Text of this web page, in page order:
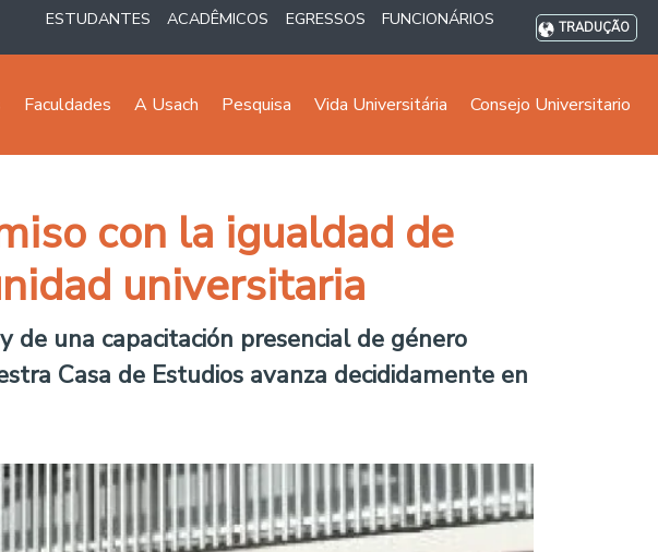
ESTUDANTES ACADÊMICOS EGRESSOS FUNCIONÁRIOS TRADUÇÃO
Faculdades A Usach Pesquisa Vida Universitária Consejo Universitario
con la igualdad de
universitaria
de una capacitación presencial de género
Casa de Estudios avanza decididamente en